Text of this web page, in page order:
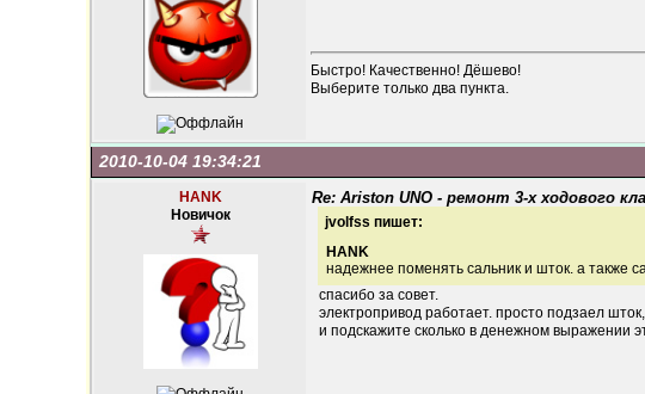
Быстро! Качественно! Дёшево!
Выберите только два пункта.
2010-10-04 19:34:21
HANK
Новичок
Re: Ariston UNO - ремонт 3-х ходового
jvolfss пишет:
HANK
надежнее поменять сальник и шток. а также
спасибо за совет.
электропривод работает. просто подзаел
и подскажите сколько в денежном выражении